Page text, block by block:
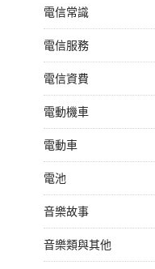
電信常識
電信服務
電信資費
電動機車
電動車
電池
音樂故事
音樂類與其他